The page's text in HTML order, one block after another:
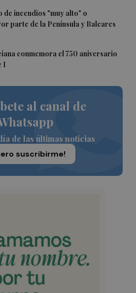
de incendios "muy alto" o
parte de la Península y Baleares
conmemora el 750 aniversario
I
al canal de
de las últimas noticias
suscribirme!